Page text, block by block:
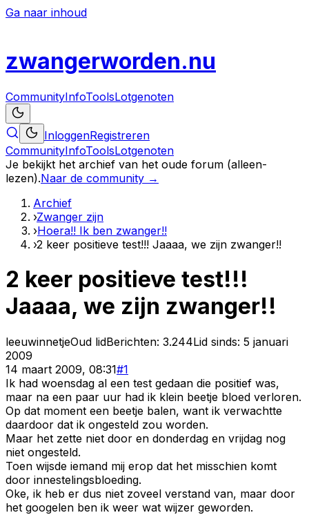
Ga naar inhoud
zwangerworden.nu
CommunityInfoToolsLotgenoten
InloggenRegistreren
CommunityInfoToolsLotgenoten
Je bekijkt het archief van het oude forum (alleen-
lezen).Naar de community →
Archief
›Zwanger zijn
›Hoera!! Ik ben zwanger!!
›2 keer positieve test!!! Jaaaa, we zijn zwanger!!
2 keer positieve test!!!
Jaaaa, we zijn zwanger!!
leeuwinnetjeOud lidBerichten: 3.244Lid sinds: 5 januari
2009
14 maart 2009, 08:31#1
Ik had woensdag al een test gedaan die positief was,
maar na een paar uur had ik klein beetje bloed verloren.
Op dat moment een beetje balen, want ik verwachtte
daardoor dat ik ongesteld zou worden.
Maar het zette niet door en donderdag en vrijdag nog
niet ongesteld.
Toen wijsde iemand mij erop dat het misschien komt
door innestelingsbloeding.
Oke, ik heb er dus niet zoveel verstand van, maar door
het googelen ben ik weer wat wijzer geworden.